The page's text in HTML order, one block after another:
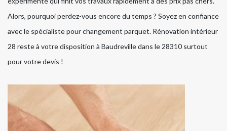
Alors, pourquoi perdez-vous encore du temps ? Soyez en confiance
avec le spécialiste pour changement parquet. Rénovation intérieur
28 reste à votre disposition à Baudreville dans le 28310 surtout
pour votre devis !